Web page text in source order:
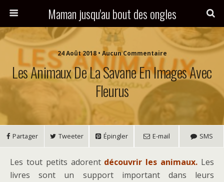
Maman jusqu'au bout des ongles
24 Août 2018 • Aucun Commentaire
Les Animaux De La Savane En Images Avec
Fleurus
Partager Tweeter Épingler E-mail SMS
Les tout petits adorentdécouvrir les animaux. Les
livres sont un support important dans leurs